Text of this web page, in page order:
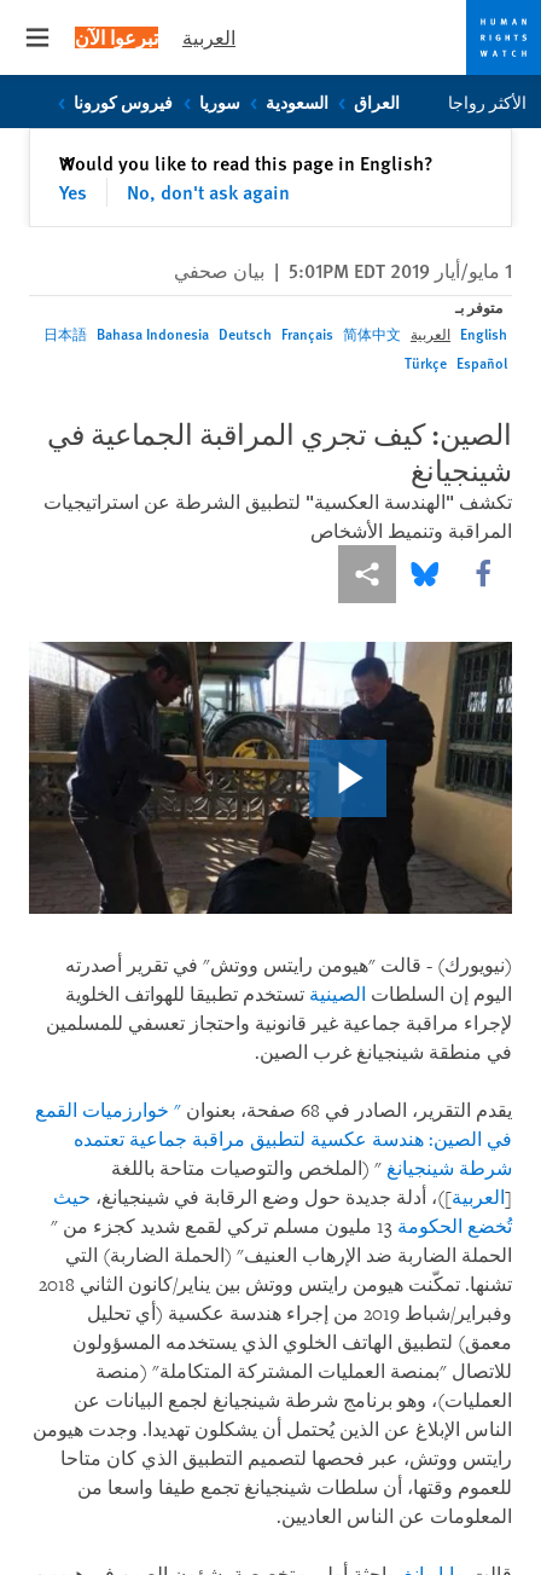
Skip
to
Skip
to
العربية تبرعوا الآن
الأكثر رواجا العراق السعودية سوريا فيروس كورونا
Would you like to read this page in English?
Yes
No, don't ask again
✕إغلاق
1 مايو/أيار 2019 5:01PM EDT | بيان صحفي
متوفر بـ
English العربية 简体中文
Français
Deutsch
Bahasa Indonesia
日本語
Español
Türkçe
الصين: كيف تجري المراقبة الجماعية في
شينجيانغ
تكشف "الهندسة العكسية" لتطبيق الشرطة عن استراتيجيات
المراقبة وتنميط الأشخاص
Share this via Facebook
Share this via Bluesky
Share this via مشاركة
(نيويورك) - قالت "هيومن رايتس ووتش" في تقرير أصدرته
اليوم إن السلطات الصينية تستخدم تطبيقا للهواتف الخلوية
لإجراء مراقبة جماعية غير قانونية واحتجاز تعسفي للمسلمين
في منطقة شينجيانغ غرب الصين.
يقدم التقرير، الصادر في 68 صفحة، بعنوان
" خوارزميات القمع
في الصين: هندسة عكسية لتطبيق مراقبة جماعية تعتمده
شرطة شينجيانغ " (الملخص والتوصيات متاحة باللغة
[العربية])، أدلة جديدة حول وضع الرقابة في شينجيانغ، حيث
تُخضع الحكومة
13 مليون مسلم تركي لقمع شديد كجزء من "
الحملة الضاربة ضد الإرهاب العنيف" (الحملة الضاربة) التي
تشنها. تمكّنت هيومن رايتس ووتش بين يناير/كانون الثاني 2018
وفبراير/شباط 2019 من إجراء هندسة عكسية (أي تحليل
معمق) لتطبيق الهاتف الخلوي الذي يستخدمه المسؤولون
للاتصال "بمنصة العمليات المشتركة المتكاملة" (منصة
العمليات)، وهو برنامج شرطة شينجيانغ لجمع البيانات عن
الناس الإبلاغ عن الذين يُحتمل أن يشكلون تهديدا. وجدت هيومن
رايتس ووتش، عبر فحصها لتصميم التطبيق الذي كان متاحا
للعموم وقتها، أن سلطات شينجيانغ تجمع طيفا واسعا من
المعلومات عن الناس العاديين.